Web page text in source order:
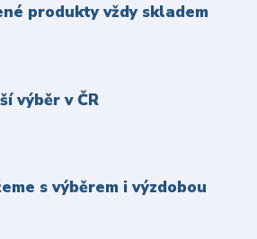
produkty vždy skladem
výběr v ČR
s výběrem i výzdobou